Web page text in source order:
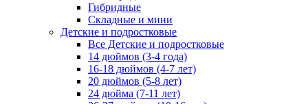
Гибридные
Складные и мини
Детские и подростковые
Все Детские и подростковые
14 дюймов (3-4 года)
16-18 дюймов (4-7 лет)
20 дюймов (5-8 лет)
24 дюйма (7-11 лет)